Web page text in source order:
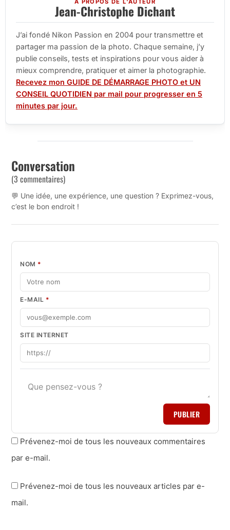
À PROPOS DE L'AUTEUR
Jean-Christophe Dichant
J’ai fondé Nikon Passion en 2004 pour transmettre et
partager ma passion de la photo. Chaque semaine, j’y
publie conseils, tests et inspirations pour vous aider à
mieux comprendre, pratiquer et aimer la photographie.
Recevez mon GUIDE DE DÉMARRAGE PHOTO et UN
CONSEIL QUOTIDIEN par mail pour progresser en 5
minutes par jour.
Conversation
(3 commentaires)
💬 Une idée, une expérience, une question ? Exprimez-vous,
c’est le bon endroit !
NOM *
E-MAIL *
SITE INTERNET
PUBLIER
Prévenez-moi de tous les nouveaux commentaires
par e-mail.
Prévenez-moi de tous les nouveaux articles par e-
mail.